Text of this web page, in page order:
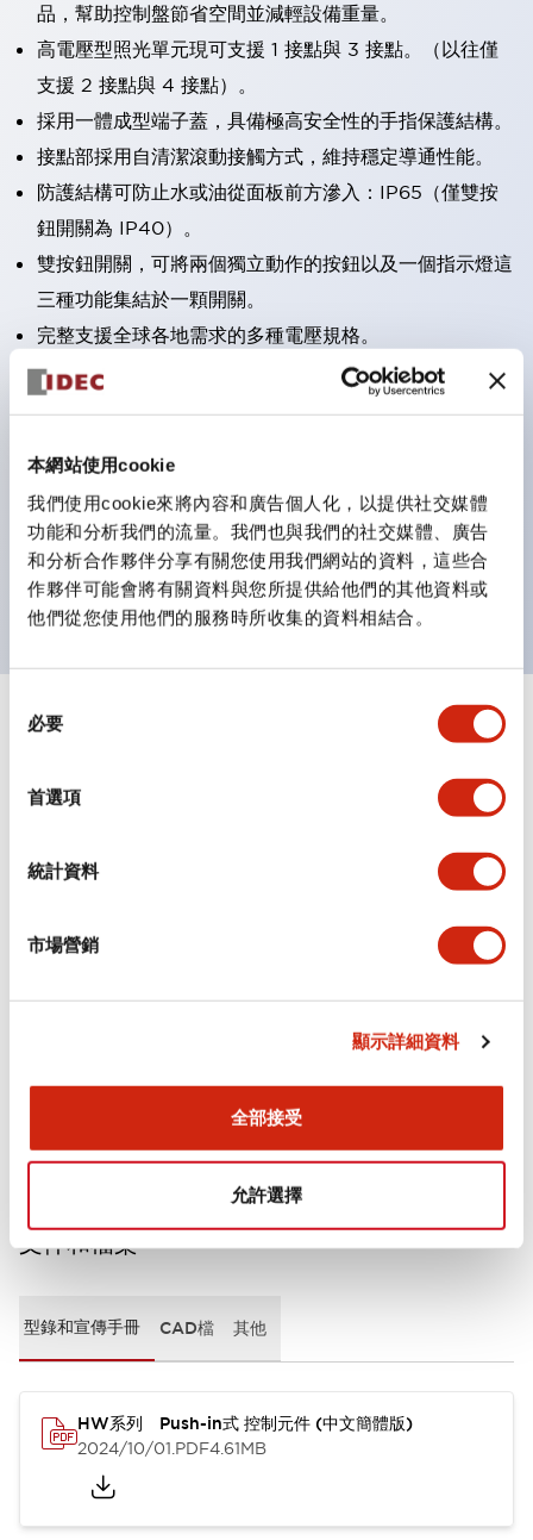
本網站使用cookie
我們使用cookie來將內容和廣告個人化，以提供社交媒體
功能和分析我們的流量。我們也與我們的社交媒體、廣告
和分析合作夥伴分享有關您使用我們網站的資料，這些合
作夥伴可能會將有關資料與您所提供給他們的其他資料或
他們從您使用他們的服務時所收集的資料相結合。
必要
首選項
統計資料
市場營銷
顯示詳細資料
全部接受
允許選擇
品，幫助控制盤節省空間並減輕設備重量。
高電壓型照光單元現可支援 1 接點與 3 接點。（以往僅
支援 2 接點與 4 接點）。
採用一體成型端子蓋，具備極高安全性的手指保護結構。
接點部採用自清潔滾動接觸方式，維持穩定導通性能。
防護結構可防止水或油從面板前方滲入：IP65（僅雙按
鈕開關為 IP40）。
雙按鈕開關，可將兩個獨立動作的按鈕以及一個指示燈這
三種功能集結於一顆開關。
完整支援全球各地需求的多種電壓規格。
一顆 LED 燈泡即可呈現六種顏色（LSRD 燈泡）。以往
支援色彩通用設計（CUD）：可清楚辨識正方平頭形指
示燈的亮燈/熄燈狀態，以及點燈時的顏色識別。
符合 ISO 3864-4 安全色規範：在危險或緊急狀況下，
顏色表現更明確鮮明，便於更多人識別。
規格 顯示全部+
審美規範
文件和檔案
型錄和宣傳手冊 CAD檔 其他
HW系列 Push-in式 控制元件 (中文簡體版)
2024/10/01.PDF4.61MB